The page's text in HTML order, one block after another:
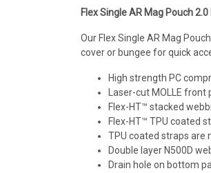
Flex Single AR Mag Pouch
Our Flex Single AR Mag
cover or bungee for quick
High strength PC
Laser-cut MOLLE front
Flex-HT™ stacked
Flex-HT™ TPU coated
TPU coated straps are
Double layer N500D
Drain hole on bottom